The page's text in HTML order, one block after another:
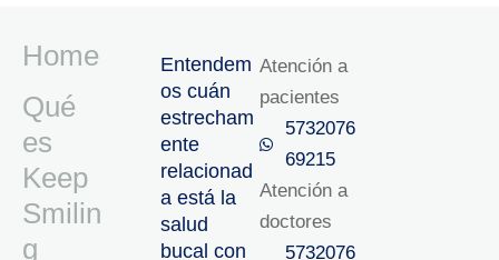
Home
Qué
es
Keep
Smilin
g
Entendem
os cuán
estrecham
ente
relacionad
a está la
salud
bucal con
Atención a
pacientes
5732076
69215‬
Atención a
doctores
5732076